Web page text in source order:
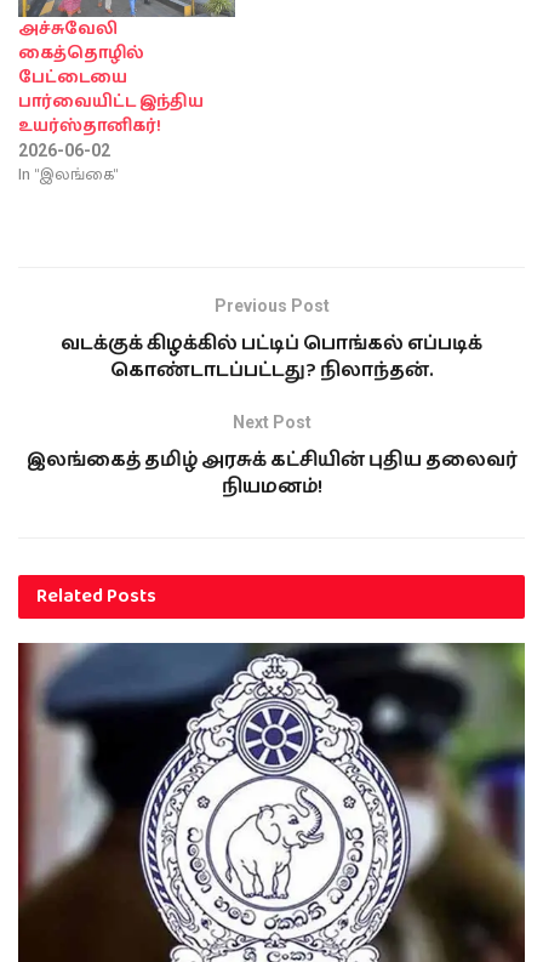
அச்சுவேலி
கைத்தொழில்
பேட்டையை
பார்வையிட்ட இந்திய
உயர்ஸ்தானிகர்!
2026-06-02
In "இலங்கை"
Previous Post
வடக்குக் கிழக்கில் பட்டிப் பொங்கல் எப்படிக்
கொண்டாடப்பட்டது? நிலாந்தன்.
Next Post
இலங்கைத் தமிழ் அரசுக் கட்சியின் புதிய தலைவர்
நியமனம்!
RelatedPosts